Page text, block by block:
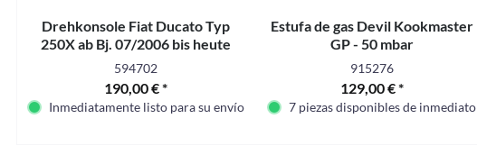
Drehkonsole Fiat Ducato Typ
250X ab Bj. 07/2006 bis heute
594702
190,00 € *
Inmediatamente listo para su envío
Estufa de gas Devil Kookmaster
GP - 50 mbar
915276
129,00 € *
7 piezas disponibles de inmediato